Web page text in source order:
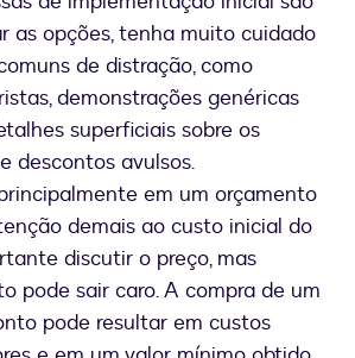
as opções, tenha muito cuidado
de distração, como
demonstrações genéricas
superficiais sobre os
descontos avulsos.
em um orçamento
demais ao custo inicial do
discutir o preço, mas
pode sair caro. A compra de um
pode resultar em custos